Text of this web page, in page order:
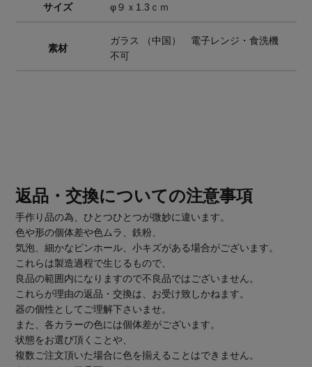
サイズ φ９ｘ1.3ｃｍ
素材
ガラス （中国） 電子レンジ・食洗機
不可
返品・交換についての注意事項
手作り品の為、ひとつひとつが微妙に違います。
色や形の個体差や色ムラ、鉄粉、
気泡、細かなピンホール、小キズがある場合がございます。
これらは製造過程で生じるもので、
良品の範囲内になりますので不良品ではございません。
これらが理由の返品・交換は、お受け致しかねます。
器の個性としてご理解下さいませ。
また、各カラーの色には個体差がございます。
状態をお選び頂くことや、
複数ご注文頂いた場合に色を揃えることはできません。